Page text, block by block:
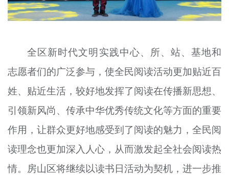
全区新时代文明实践中心、所、站、基地和
志愿者们的广泛参与，使全民阅读活动更加贴近百
姓、贴近生活，较好地发挥了阅读在传播新思想、
引领新风尚、传承中华优秀传统文化等方面的重要
作用，让群众更好地感受到了阅读的魅力，全民阅
读理念也更加深入人心，从而激发起全社会阅读热
情。房山区将继续以读书日活动为契机，进一步推